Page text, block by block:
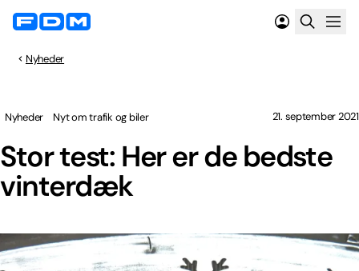
Nyheder
Stor test: Her er de bedste
vinterdæk
Nyheder Nyt om trafik og biler 21. september 2021